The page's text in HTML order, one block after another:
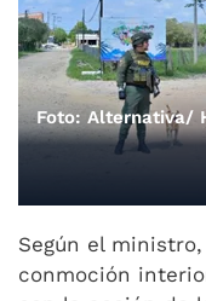
Foto: Alternativa/
Según el
conmoción